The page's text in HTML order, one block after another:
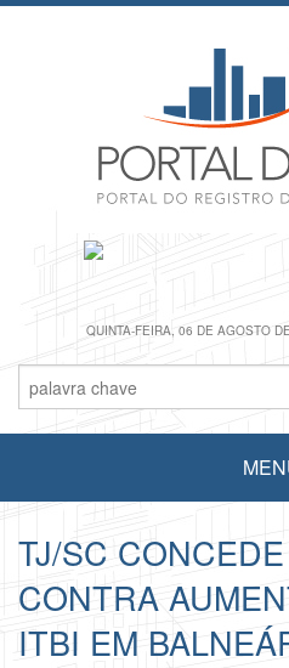
QUINTA-FEIRA, 06 DE AGOSTO
TJ/SC
CONTRA
ITBI EM